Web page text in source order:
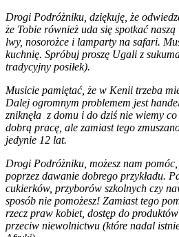
Drogi Podróżniku, dziękuję, że
że Tobie również uda się spotkać naszą
lwy, nosorożce i lamparty na safari.
kuchnię. Spróbuj proszę Ugali z
tradycyjny posiłek).
Musicie pamiętać, że w Kenii trzeba
Dalej ogromnym problemem jest
zniknęła z domu i do dziś nie wiemy
dobrą pracę, ale zamiast tego
jedynie 12 lat.
Drogi Podróżniku, możesz nam
poprzez dawanie dobrego przykładu.
cukierków, przyborów szkolnych czy
sposób nie pomożesz! Zamiast tego
rzecz praw kobiet, dostęp do
przeciw niewolnictwu (które nadal